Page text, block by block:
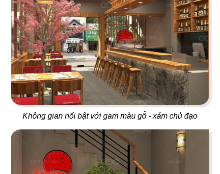
Không gian nổi bật với gam màu gỗ - xám chủ đạo
25
OPA GREEK
Nhà hàng Âu
26
BEIRUT
Nhà hàng Âu
27
SWEET HOUSE
Juice Bar
28
BABOON CLUB
Bar